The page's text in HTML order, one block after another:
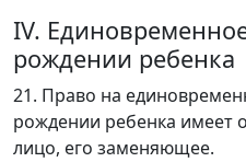
IV.
рождении ребенка
21. Право на
рождении ребенка имеет
лицо, его заменяющее.